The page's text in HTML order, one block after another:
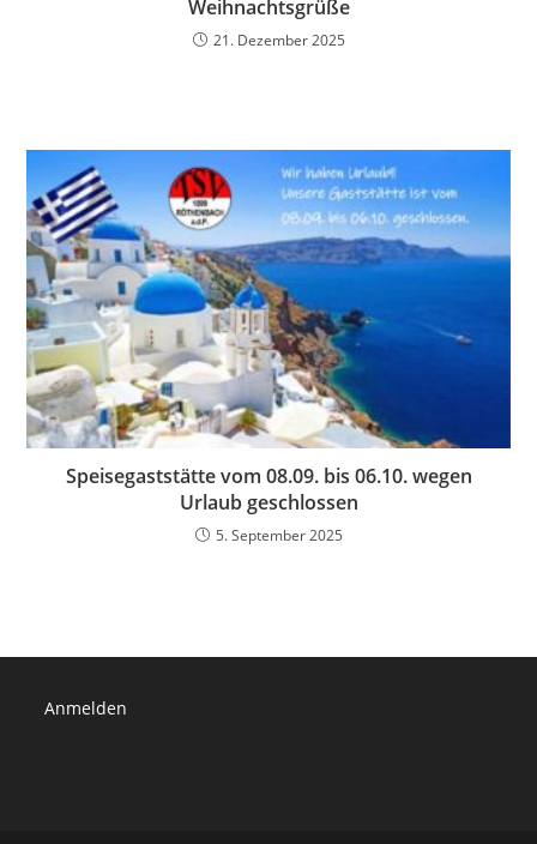
Weihnachtsgrüße
21. Dezember 2025
Speisegaststätte vom 08.09. bis 06.10. wegen
Urlaub geschlossen
5. September 2025
Anmelden